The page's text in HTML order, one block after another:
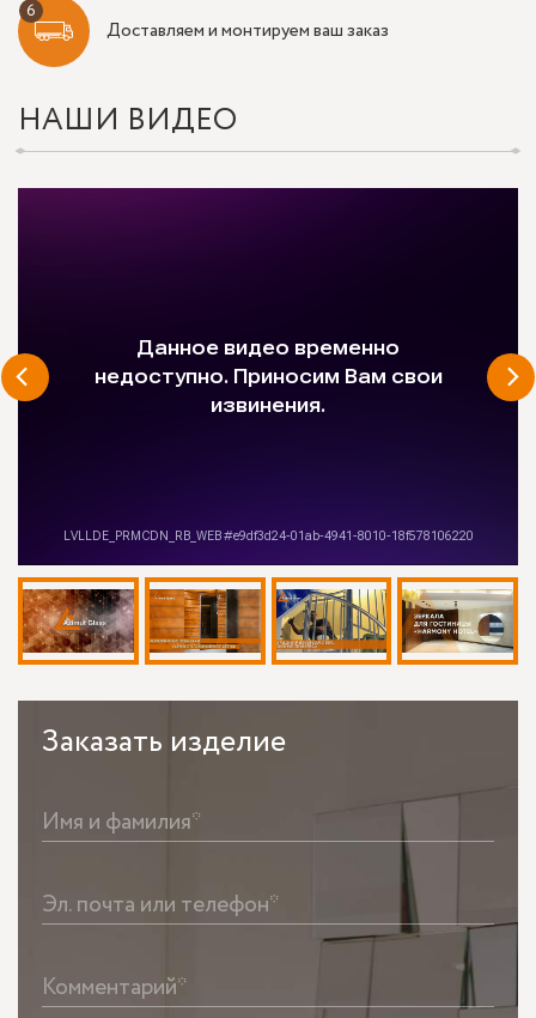
Доставляем и монтируем ваш заказ
НАШИ ВИДЕО
Заказать изделие
Имя и фамилия*
Эл. почта или телефон*
Комментарий*